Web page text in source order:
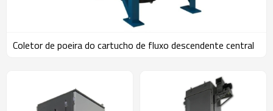
Coletor de poeira do cartucho de fluxo descendente central